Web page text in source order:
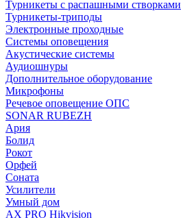
Турникеты с распашными створками
Турникеты-триподы
Электронные проходные
Системы оповещения
Акустические системы
Аудиошнуры
Дополнительное оборудование
Микрофоны
Речевое оповещение ОПС
SONAR RUBEZH
Ария
Болид
Рокот
Орфей
Соната
Усилители
Умный дом
AX PRO Hikvision